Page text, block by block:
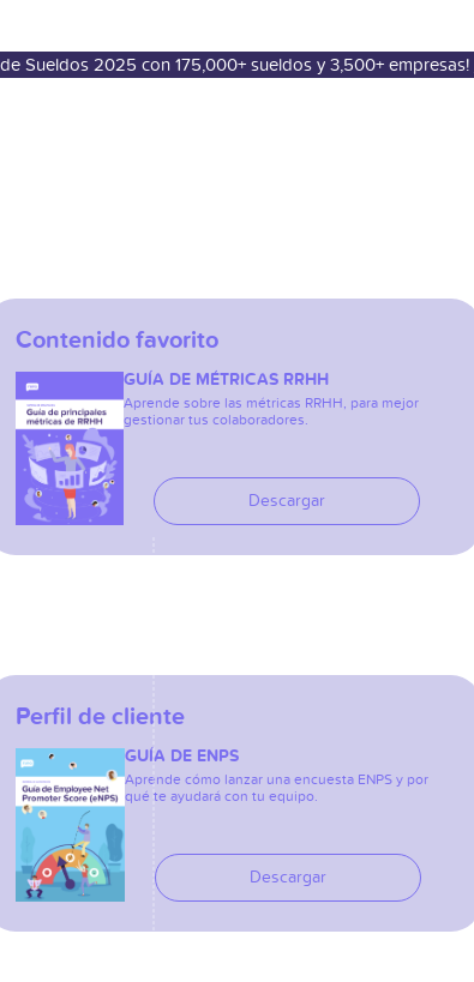
Sueldos 2025 con 175,000+ sueldos y 3,500+ empresas!
Contenido favorito
GUÍA DE MÉTRICAS RRHH
Aprende sobre las métricas RRHH, para mejor
gestionar tus colaboradores.
Descargar
Perfil de cliente
GUÍA DE ENPS
Aprende cómo lanzar una encuesta ENPS y por
qué te ayudará con tu equipo.
Descargar